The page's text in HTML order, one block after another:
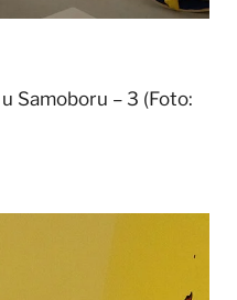
Samoboru – 3 (Foto: